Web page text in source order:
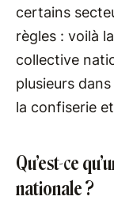
certains
règles : voilà
collective
plusieurs
la confiserie
Qu’est-ce
nationale ?